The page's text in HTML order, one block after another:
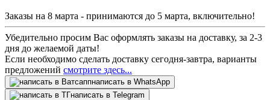
Заказы на 8 марта - принимаются до 5 марта, включительно!
Убедительно просим Вас оформлять заказы на доставку, за 2-3
дня до желаемой даты!
Если необходимо сделать доставку сегодня-завтра, варианты
предложений смотрите здесь...
написать в WhatsApp
написать в Telegram